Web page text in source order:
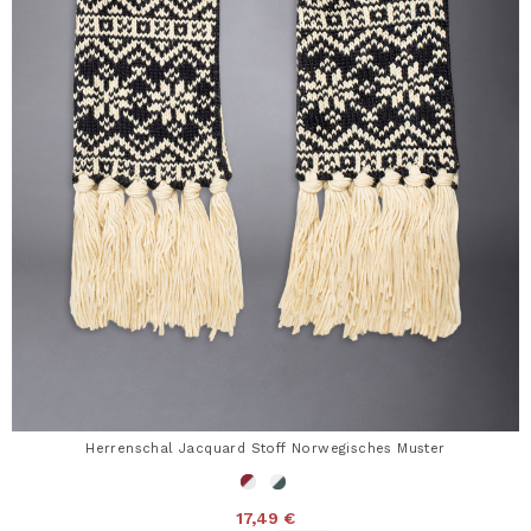
Herrenschal Jacquard Stoff Norwegisches Muster
17,49 €